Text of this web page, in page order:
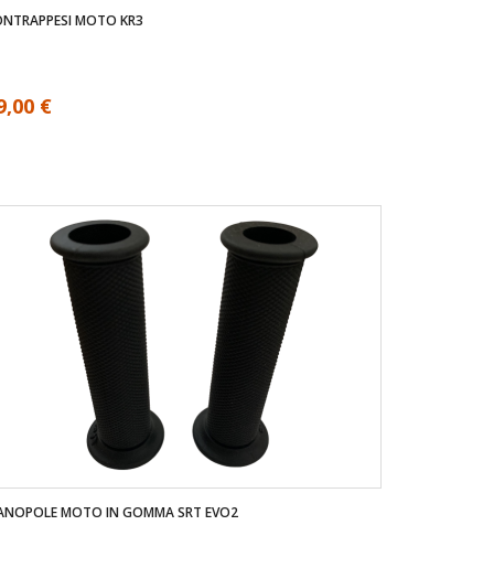
MOTO KR3
€
MOTO IN GOMMA SRT EVO2